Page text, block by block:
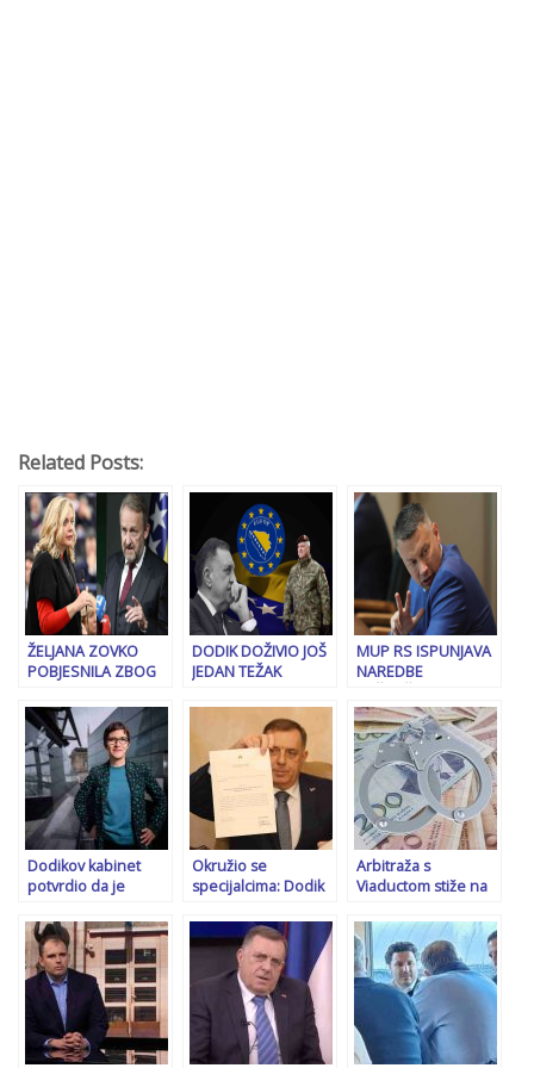
Related Posts:
ŽELJANA ZOVKO
POBJESNILA ZBOG
IZETBEGOVIĆA:
“Neprihvatljivo je da
bilo ko, a posebno
čelnik SDA, napada,
prijeti i pokušava…!”
DODIK DOŽIVIO JOŠ
JEDAN TEŽAK
unatoč njegovom
protivljenju
podržala nastavak
misije EUFOR-a!
MUP RS ISPUNJAVA
NAREDBE
HERCEGOVINE:
Traže se svi podaci
o imovini…
Dodikov kabinet
potvrdio da je
koju su otjerali iz
Banje Luke bio
ugrožen život u RS-
Okružio se
specijalcima: Dodik
BiH štiti samo sebe,
ali ne i druge
građane manjeg bh.
entiteta
Arbitraža s
Viaductom stiže na
banci BiH: Sud
donio rješenje o
zapljeni imovine u
Mostaru